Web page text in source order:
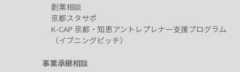
創業相談
京都スタサポ
K-CAP 京都・知恵アントレプレナー支援プログラム
（イブニングピッチ）
事業承継相談